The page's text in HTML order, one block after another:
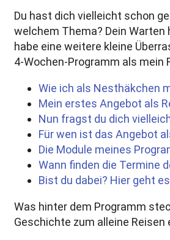
Du hast dich vielleicht schon
welchem Thema? Dein
habe eine weitere kleine
4-Wochen-Programm als
Wie ich als Nesthäkchen
Mein erstes Angebot als
Nun fragst du dich
Für wen ist das Angebot
Die Module meines
Wann finden die Termine
Bist du dabei? Hier geht
Was hinter dem Programm
Geschichte zum alleine Reisen